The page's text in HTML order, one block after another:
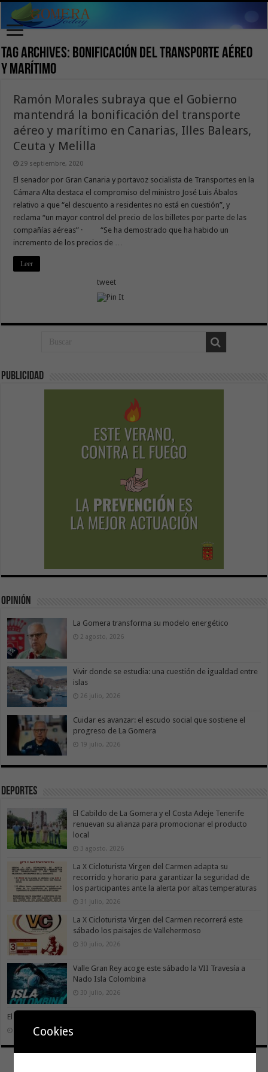
Tag Archives: bonificación del transporte aéreo
y marítimo
Ramón Morales subraya que el Gobierno
mantendrá la bonificación del transporte
aéreo y marítimo en Canarias, Illes Balears,
Ceuta y Melilla
29 septiembre, 2020
El senador por Gran Canaria y portavoz socialista de Transportes en la
Cámara Alta destaca el compromiso del ministro José Luis Ábalos
relativo a que “el descuento a residentes no está en cuestión”, y
reclama “un mayor control del precio de los billetes por parte de las
compañías aéreas” · “Se ha demostrado que ha habido un
incremento de los precios de …
Leer
tweet
Publicidad
Opinión
La Gomera transforma su modelo energético
2 agosto, 2026
Vivir donde se estudia: una cuestión de igualdad entre
islas
26 julio, 2026
Cuidar es avanzar: el escudo social que sostiene el
progreso de La Gomera
19 julio, 2026
Deportes
El Cabildo de La Gomera y el Costa Adeje Tenerife
renuevan su alianza para promocionar el producto
local
3 agosto, 2026
La X Cicloturista Virgen del Carmen adapta su
recorrido y horario para garantizar la seguridad de
los participantes ante la alerta por altas temperaturas
31 julio, 2026
La X Cicloturista Virgen del Carmen recorrerá este
sábado los paisajes de Vallehermoso
30 julio, 2026
Valle Gran Rey acoge este sábado la VII Travesía a
Nado Isla Colombina
30 julio, 2026
El II torneo Autonómico Gomahara Beach Vóley ya tiene fecha
27 julio, 2026
Cookies